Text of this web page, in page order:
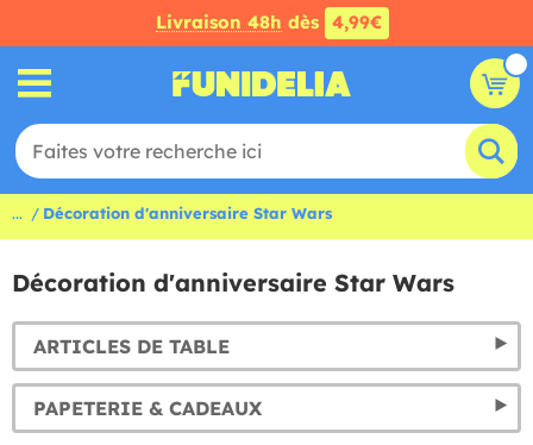
Livraison 48h dès 4,99€
... Décoration d'anniversaire Star Wars
Décoration d'anniversaire Star Wars
ARTICLES DE TABLE
PAPETERIE & CADEAUX